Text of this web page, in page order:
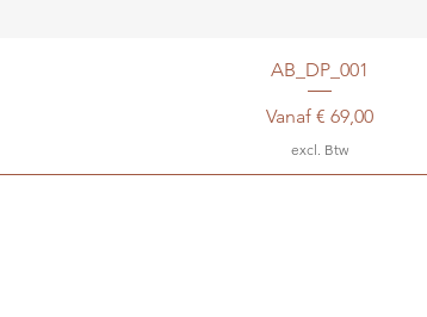
AB_DP_001
Vanaf € 69,00
Verkoopprijs
excl. Btw